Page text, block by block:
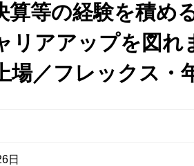
算等の経験を積め
リアアップを図れ
場／フレックス・
日